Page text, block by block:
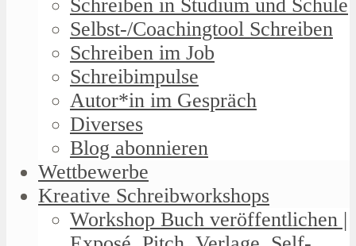
Schreiben in Studium und Schule
Selbst-/Coachingtool Schreiben
Schreiben im Job
Schreibimpulse
Autor*in im Gespräch
Diverses
Blog abonnieren
Wettbewerbe
Kreative Schreibworkshops
Workshop Buch veröffentlichen |